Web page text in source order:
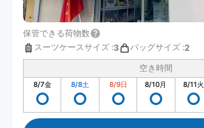
保管できる荷物数
スーツケースサイズ :3 バッグサイズ :2
空き時間
8/7金 8/8土 8/9日 8/10月 8/11火